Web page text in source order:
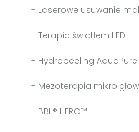
Laserowe usuwanie
Terapia światłem LED
Hydropeeling AquaPure
Mezoterapia
BBL® HERO™